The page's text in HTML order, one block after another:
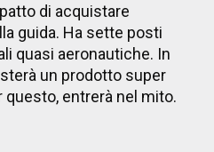
di acquistare
guida. Ha sette posti
quasi aeronautiche. In
un prodotto super
entrerà nel mito.